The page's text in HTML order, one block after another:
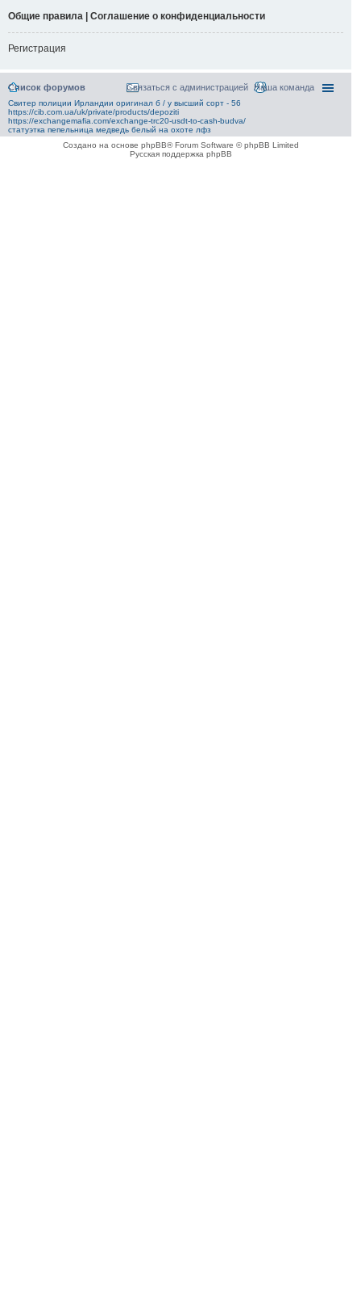
Общие правила | Соглашение о конфиденциальности
Регистрация
Список форумов Наша команда
Связаться с администрацией
Свитер полиции Ирландии оригинал б / у высший сорт - 56
https://cib.com.ua/uk/private/products/depoziti
https://exchangemafia.com/exchange-trc20-usdt-to-cash-budva/
статуэтка пепельница медведь белый на охоте лфз
Создано на основе phpBB® Forum Software © phpBB Limited
Русская поддержка phpBB